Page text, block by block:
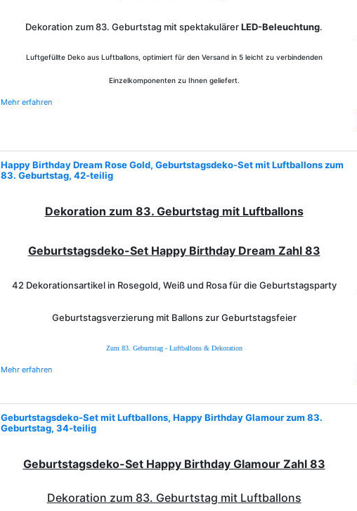
Dekoration zum 83. Geburtstag mit spektakulärerLED-Beleuchtung.
Luftgefüllte Deko aus Luftballons, optimiert für den Versand in 5 leicht zu verbindenden
Einzelkomponenten zu Ihnen geliefert.
Mehr erfahren
Happy Birthday Dream Rose Gold, Geburtstagsdeko-Set mit Luftballons zum
83. Geburtstag, 42-teilig
Dekoration zum 83. Geburtstag mit Luftballons
Geburtstagsdeko-Set Happy Birthday Dream Zahl 83
42 Dekorationsartikel in Rosegold, Weiß und Rosa für die Geburtstagsparty
Geburtstagsverzierung mit Ballons zur Geburtstagsfeier
Zum 83. Geburtstag - Luftballons & Dekoration
Mehr erfahren
Geburtstagsdeko-Set mit Luftballons, Happy Birthday Glamour zum 83.
Geburtstag, 34-teilig
Geburtstagsdeko-Set Happy Birthday Glamour Zahl 83
Dekoration zum 83. Geburtstag mit Luftballons